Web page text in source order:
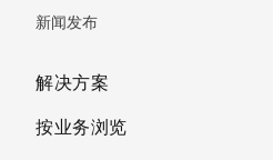
新闻发布
解决方案
按业务浏览